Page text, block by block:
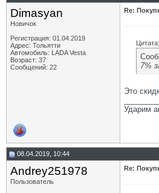
Dimasyan
Новичок
Регистрация: 01.04.2019
Адрес: Тольятти
Автомобиль: LADA Vesta
Возраст: 37
Сообщений: 22
Re:
Цитата:
7%
Это
Ударим
08.04.2019, 10:44
Andrey251978
Пользователь
Re: